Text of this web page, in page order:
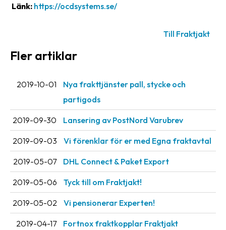
Länk: https://ocdsystems.se/
Till Fraktjakt
Fler artiklar
2019-10-01
Nya frakttjänster pall, stycke och
partigods
2019-09-30 Lansering av PostNord Varubrev
2019-09-03 Vi förenklar för er med Egna fraktavtal
2019-05-07 DHL Connect & Paket Export
2019-05-06 Tyck till om Fraktjakt!
2019-05-02 Vi pensionerar Experten!
2019-04-17 Fortnox fraktkopplar Fraktjakt